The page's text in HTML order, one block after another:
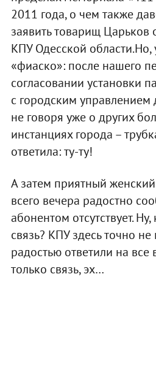
2011 года, о чем также
заявить товарищ
КПУ Одесской
«фиаско»: после нашего
согласовании установки
с городским
не говоря уже о других
инстанциях города –
ответила: ту-ту!
А затем приятный
всего вечера радостно
абонентом отсутствует. Ну,
связь? КПУ здесь точно
радостью ответили на все
только связь, эх…